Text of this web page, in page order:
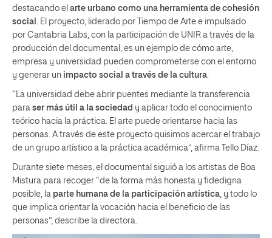
destacando el arte urbano como una herramienta de cohesión
social
. El proyecto, liderado por Tiempo de Arte e impulsado
por Cantabria Labs, con la participación de UNIR a través de la
producción del documental, es un ejemplo de cómo arte,
empresa y universidad pueden comprometerse con el entorno
y generar un impacto social a través de la cultura
“La universidad debe abrir puentes mediante la transferencia
para ser más útil a la sociedad y aplicar todo el conocimiento
teórico hacia la práctica. El arte puede orientarse hacia las
personas. A través de este proyecto quisimos acercar el trabajo
de un grupo artístico a la práctica académica”, afirma Tello Díaz.
Durante siete meses, el documental siguió a los artistas de Boa
Mistura para recoger “de la forma más honesta y fidedigna
posible, la parte humana de la participación artística , y todo lo
que implica orientar la vocación hacia el beneficio de las
personas”, describe la directora.